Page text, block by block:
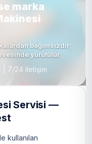
marka
bağımsızdır;
yürütülür.
| 7/24 iletişim
Servisi —
kullanılan